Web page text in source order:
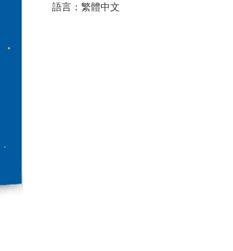
語言：繁體中文